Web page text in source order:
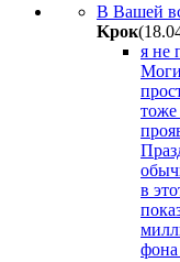
В Вашей
Kpoк
я не
тоже
в
фона